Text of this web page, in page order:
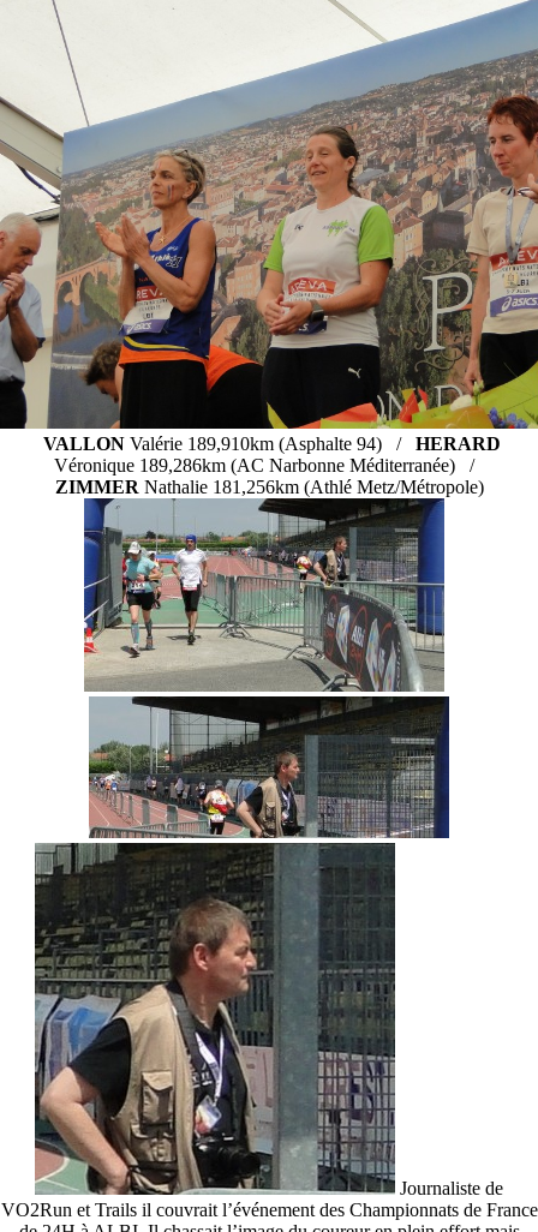
VALLONValérie 189,910km (Asphalte 94) / HERARD
Véronique 189,286km (AC Narbonne Méditerranée) /
ZIMMER Nathalie 181,256km (Athlé Metz/Métropole)
Journaliste de
VO2Run et Trails il couvrait l’événement des Championnats de France